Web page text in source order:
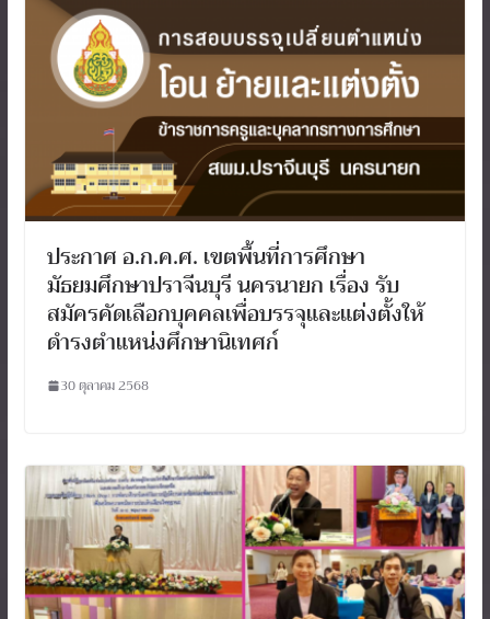
ประกาศ อ.ก.ค.ศ. เขตพื้นที่การศึกษา
มัธยมศึกษาปราจีนบุรี นครนายก เรื่อง รับ
สมัครคัดเลือกบุคคลเพื่อบรรจุและแต่งตั้งให้
ดำรงตำแหน่งศึกษานิเทศก์
30 ตุลาคม 2568